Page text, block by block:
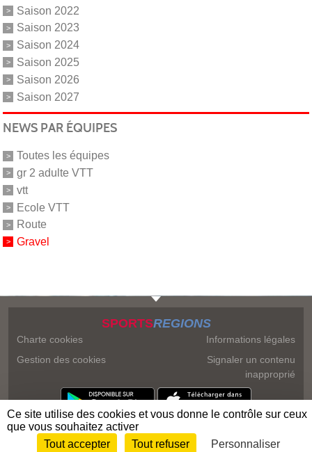
Saison 2022
Saison 2023
Saison 2024
Saison 2025
Saison 2026
Saison 2027
NEWS PAR ÉQUIPES
Toutes les équipes
gr 2 adulte VTT
vtt
Ecole VTT
Route
Gravel
SPORTSREGIONS
Charte cookies
Gestion des cookies
Informations légales
Signaler un contenu
inapproprié
Envie de participer ? Connexion
Ce site utilise des cookies et vous donne le contrôle sur ceux
que vous souhaitez activer
Tout accepter
Tout refuser Personnaliser